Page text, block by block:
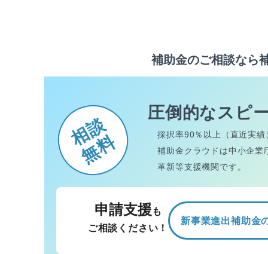
補助金のご相談なら
相談
無料
圧倒的なスピ
採択率90％以上（直近実績
補助金クラウドは中小企業
革新等支援機関です。
申請支援 も
ご相談ください！
新事業進出補助金